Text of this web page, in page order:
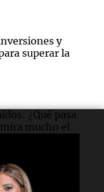
y
superar la
¿Qué pasa
mucho el
para prevenir el